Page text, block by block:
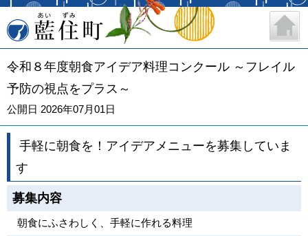
藍住町
令和８年度朝食アイデア料理コンクール ～フレイル
予防の視点をプラス～
公開日 2026年07月01日
手軽に朝食を！アイデアメニューを募集していま
す
募集内容
朝食にふさわしく、手軽に作れる料理